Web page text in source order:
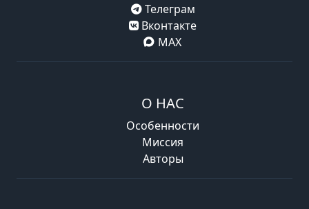
Телеграм
Вконтакте
MAX
О НАС
Особенности
Миссия
Авторы